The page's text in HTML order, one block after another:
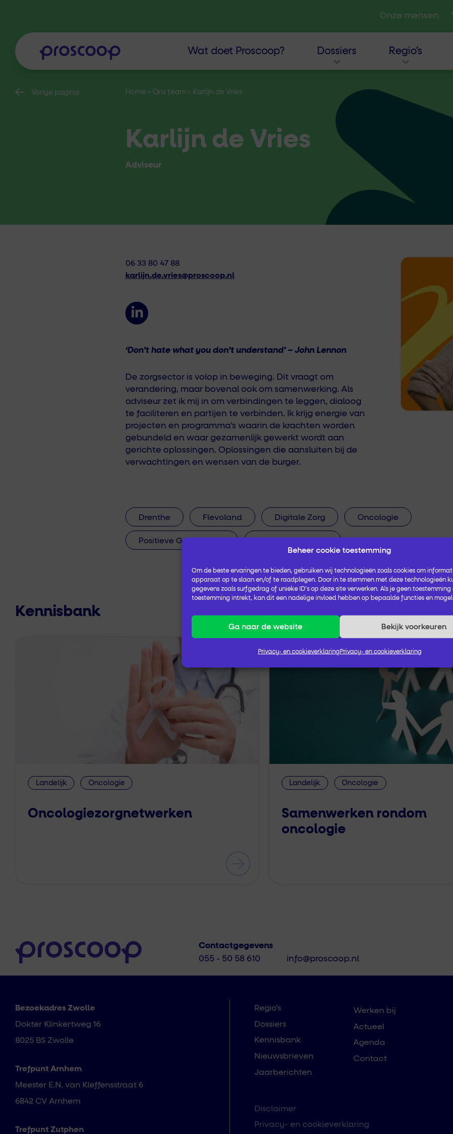
Beheer cookie toestemming
Om de beste ervaringen te bieden, gebruiken wij technologieën zoals cookies om
apparaat op te slaan en/of te raadplegen. Door in te stemmen met deze technologieën
gegevens zoals surfgedrag of unieke ID's op deze site verwerken. Als je geen
toestemming intrekt, kan dit een nadelige invloed hebben op bepaalde functies en
Ga naar de website Bekijk voorkeuren
Privacy- en cookieverklaring Privacy- en cookieverklaring
Onze mensen
Wat doet Proscoop? Dossiers Regio’s
Vorige pagina Home > Ons team > Karlijn de Vries
Karlijn de Vries
Adviseur
06 33 80 47 88
karlijn.de.vries@proscoop.nl
‘Don’t hate what you don’t understand’ – John Lennon
De zorgsector is volop in beweging. Dit vraagt om
verandering, maar bovenal ook om samenwerking. Als
adviseur zet ik mij in om verbindingen te leggen, dialoog
te faciliteren en partijen te verbinden. Ik krijg energie van
projecten en programma’s waarin de krachten worden
gebundeld en waar gezamenlijk gewerkt wordt aan
gerichte oplossingen. Oplossingen die aansluiten bij de
verwachtingen en wensen van de burger.
Drenthe Flevoland Digitale Zorg Oncologie
Positieve Gezondheid
Kennisbank
Landelijk Oncologie
Oncologiezorgnetwerken
Landelijk Oncologie
Samenwerken rondom
oncologie
Contactgegevens
055 - 50 58 610
info@proscoop.nl
Bezoekadres Zwolle
Dokter Klinkertweg 16
8025 BS Zwolle
Trefpunt Arnhem
Meester E.N. van Kleffensstraat 6
6842 CV Arnhem
Trefpunt Zutphen
Regio’s
Dossiers
Kennisbank
Nieuwsbrieven
Jaarberichten
Werken bij
Actueel
Agenda
Contact
Disclaimer
Privacy- en cookieverklaring